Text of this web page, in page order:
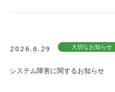
2026.6.29 大切なお知らせ
システム障害に関するお知らせ